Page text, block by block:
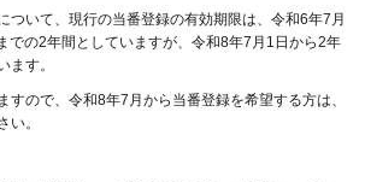
ついて、現行の当番登録の有効期限は、令和6年7月
での2年間としていますが、令和8年7月1日から2年
ます。
すので、令和8年7月から当番登録を希望する方は、
い。